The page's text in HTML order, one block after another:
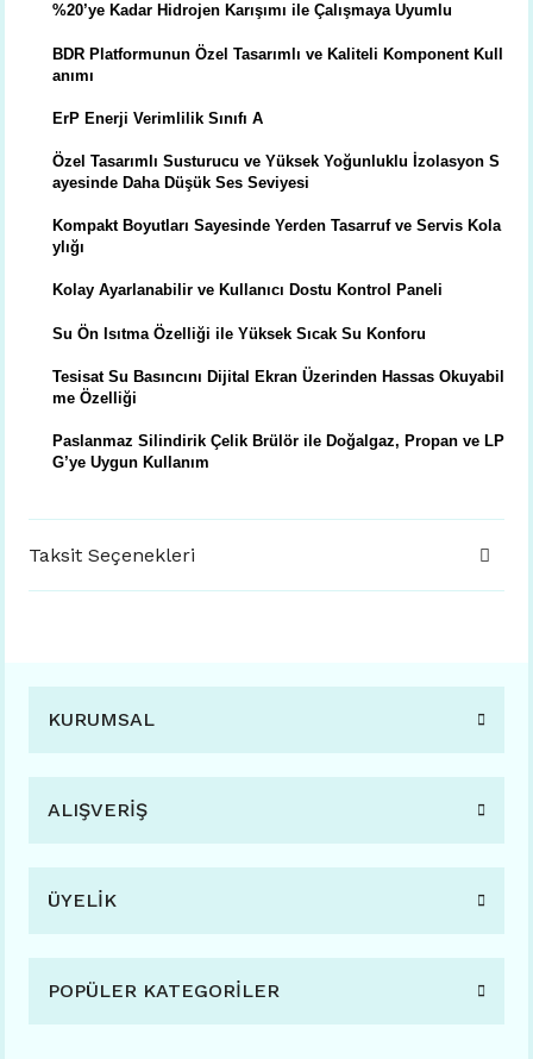
%20’ye Kadar Hidrojen Karışımı ile Çalışmaya Uyumlu
BDR Platformunun Özel Tasarımlı ve Kaliteli Komponent Kull
anımı
ErP Enerji Verimlilik Sınıfı A
Özel Tasarımlı Susturucu ve Yüksek Yoğunluklu İzolasyon S
ayesinde Daha Düşük Ses Seviyesi
Kompakt Boyutları Sayesinde Yerden Tasarruf ve Servis Kola
ylığı
Kolay Ayarlanabilir ve Kullanıcı Dostu Kontrol Paneli
Su Ön Isıtma Özelliği ile Yüksek Sıcak Su Konforu
Tesisat Su Basıncını Dijital Ekran Üzerinden Hassas Okuyabil
me Özelliği
Paslanmaz Silindirik Çelik Brülör ile Doğalgaz, Propan ve LP
G’ye Uygun Kullanım
Taksit Seçenekleri
KURUMSAL
ALIŞVERİŞ
ÜYELİK
POPÜLER KATEGORİLER